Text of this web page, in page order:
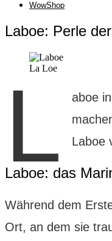
WowShop
Laboe: Perle
La Loe
L
aboe
Laboe
Laboe: das
Während dem
Ort, an dem sie